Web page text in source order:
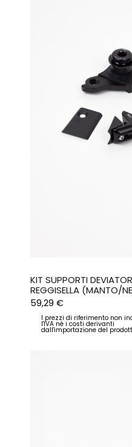
KIT SUPPORTI
REGGISELLA (MANTO/
59,29€
I prezzi di riferimento non
l'IVA né i costi derivanti
dall'importazione del